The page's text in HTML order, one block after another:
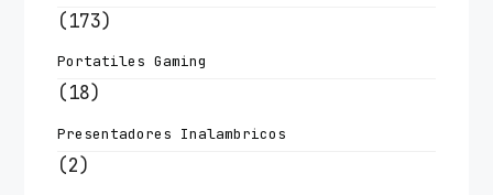
(173)
Portatiles Gaming
(18)
Presentadores Inalambricos
(2)